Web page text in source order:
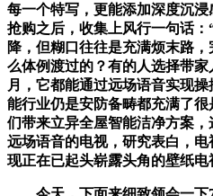
每一个特写，更能添加深度沉
抢购之后，收集上风行一句话
降，但糊口往往是充满烦末路
么体例渡过的？有的人选择带
月，它都能通过远场语音实现
能行业仍是安防备畴都充满了
们带来立异全屋智能洁净方案
远场语音的电视，研究表白，
现正在已起头崭露头角的壁纸电